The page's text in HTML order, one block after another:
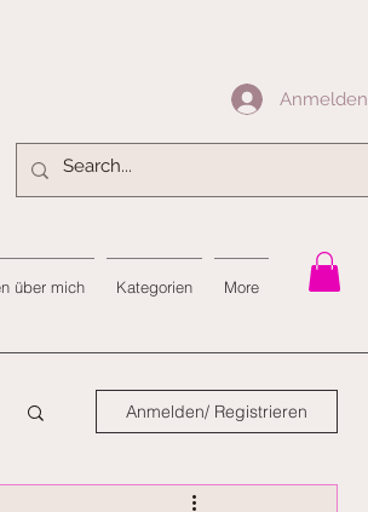
Anmelden
über mich Kategorien More
Anmelden/ Registrieren